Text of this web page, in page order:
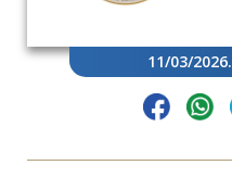
11/03/2026.